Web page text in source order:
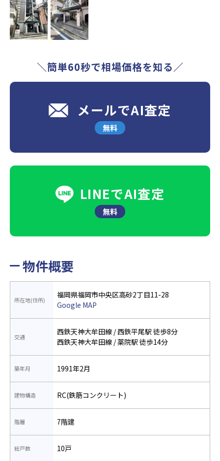
＼簡単60秒で相場価格を知る／
メールでAI査定
無料
LINEでAI査定
無料
物件概要
所在地(住所)
福岡県福岡市中央区高砂2丁目11-28
Google MAP
交通
西鉄天神大牟田線 / 西鉄平尾駅 徒歩8分
西鉄天神大牟田線 / 薬院駅 徒歩14分
築年月 1991年2月
建物構造 RC(鉄筋コンクリート)
階層 7階建
総戸数 10戸